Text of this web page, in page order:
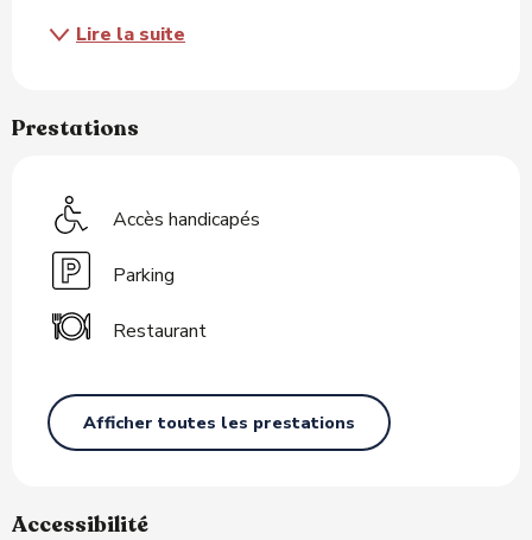
Lire la suite
Prestations
Accès handicapés
Parking
Restaurant
Afficher toutes les prestations
Accessibilité